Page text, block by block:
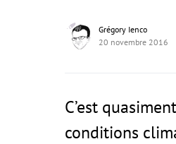
Grégory Ienco
20 novembre 2016
C’est
conditions